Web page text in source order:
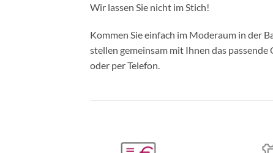
Wir lassen Sie nicht im Stich!
Kommen Sie einfach im Moderaum in der
stellen gemeinsam mit Ihnen das
oder per Telefon.